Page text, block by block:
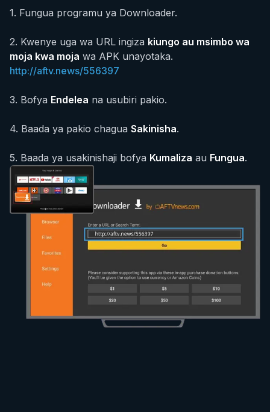
1. Fungua programu ya Downloader.
2. Kwenye uga wa URL ingiza kiungo au msimbo wa
moja kwa moja wa APK unayotaka.
http://aftv.news/556397
3. Bofya Endelea na usubiri pakio.
4. Baada ya pakio chagua Sakinisha.
5. Baada ya usakinishaji bofya Kumaliza au Fungua.